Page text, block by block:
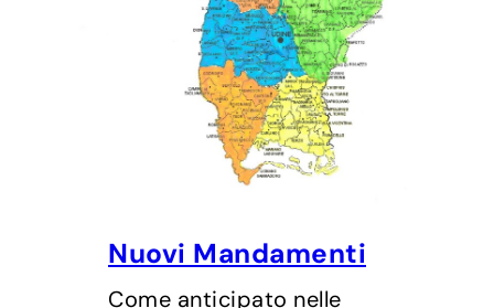
Nuovi Mandamenti
Come anticipato nelle